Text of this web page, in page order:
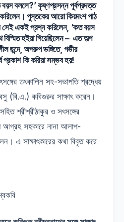
বয়স বললে?’ কৃষ্ণপ্রসন্ন পূর্বপ্রদত্ত
পুস্তকের আরো কিয়দংশ পাঠ
সেই একই প্রশ্ন করিলেন, ‘কত বয়স
বিস্মিত হইয়া গিয়েছিলেন – এত অল্প
ছন্দে, অপরুপ ভঙ্গিতে, গভীর
প্রকাশ কি করিয়া সম্ভব হয়!
তৎকালিন সহ-সভাপতি শ্রদ্ধেয়
(বি.এ.) কবিগুরুর সাক্ষাৎ করেন।
শ্রীশ্রীঠাকুর ও সৎসঙ্গের
আগ্রহ সহকারে নানা আলাপ-
এ সাক্ষাৎকারের কথা বিবৃত করে